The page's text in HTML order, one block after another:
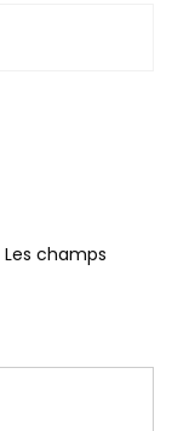
Les champs